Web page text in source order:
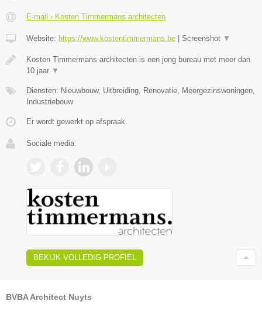
E-mail › Kosten Timmermans architecten
Website: https://www.kostentimmermans.be Screenshot ▼
Kosten Timmermans architecten is een jong bureau met meer dan
10 jaar ▼
Diensten: Nieuwbouw, Uitbreiding, Renovatie, Meergezinswoningen,
Industriebouw
Er wordt gewerkt op afspraak.
Sociale media:
BEKIJK VOLLEDIG PROFIEL
BVBA Architect Nuyts